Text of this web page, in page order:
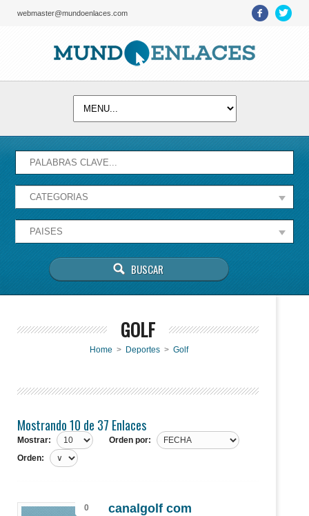
webmaster@mundoenlaces.com
correctamente.
GOLF
Home > Deportes > Golf
Mostrando 10 de 37 Enlaces
Mostrar:
Orden por:
Orden:
0 canalgolf com